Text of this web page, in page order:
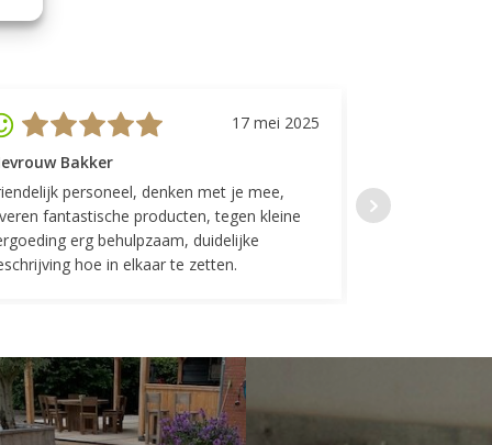
17 mei 2025
Bakker
personeel, denken met je mee,
fantastische producten, tegen kleine
erg behulpzaam, duidelijke
hoe in elkaar te zetten.
Top geregeld!
indelingen die